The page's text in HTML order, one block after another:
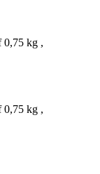
0,75 kg ,
0,75 kg ,